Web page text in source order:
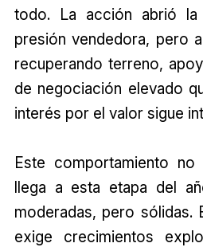
todo. La acción abrió
presión vendedora, pero
recuperando terreno,
de negociación elevado
interés por el valor sigue
Este comportamiento no
llega a esta etapa del
moderadas, pero sólidas.
exige crecimientos